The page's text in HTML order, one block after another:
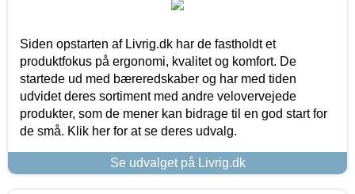
Siden opstarten af Livrig.dk har de fastholdt et
produktfokus på ergonomi, kvalitet og komfort. De
startede ud med bæreredskaber og har med tiden
udvidet deres sortiment med andre velovervejede
produkter, som de mener kan bidrage til en god start for
de små. Klik her for at se deres udvalg.
Se udvalget på Livrig.dk